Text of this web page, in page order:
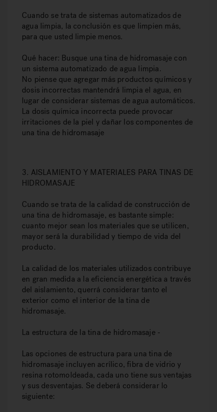
Cuando se trata de sistemas automatizados de
agua limpia, la conclusión es que limpien más,
para que usted limpie menos.
Qué hacer: Busque una tina de hidromasaje con
un sistema automatizado de agua limpia.
No piense que agregar más productos químicos y
dosis incorrectas mantendrá limpia el agua, en
lugar de considerar sistemas de agua automáticos.
La dosis química incorrecta puede provocar
irritaciones de la piel y dañar los componentes de
una tina de hidromasaje
3. AISLAMIENTO Y MATERIALES PARA TINAS DE
HIDROMASAJE
Cuando se trata de la calidad de construcción de
una tina de hidromasaje, es bastante simple:
cuanto mejor sean los materiales que se utilicen,
mayor será la durabilidad y tiempo de vida del
producto.
La calidad de los materiales utilizados contribuye
en gran medida a la eficiencia energética a través
del aislamiento, querrá considerar tanto el
exterior como el interior de la tina de
hidromasaje.
La estructura de la tina de hidromasaje -
Las opciones de estructura para una tina de
hidromasaje incluyen acrílico, fibra de vidrio y
resina rotomoldeada, cada uno tiene sus ventajas
y sus desventajas. Se deberá considerar lo
siguiente: